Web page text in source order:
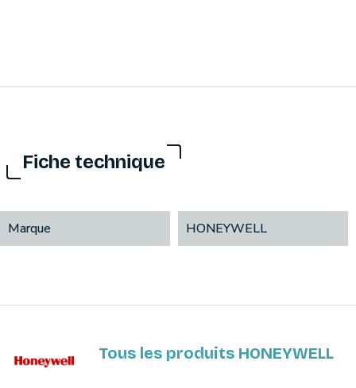
Fiche technique
Marque HONEYWELL
Tous les produits HONEYWELL